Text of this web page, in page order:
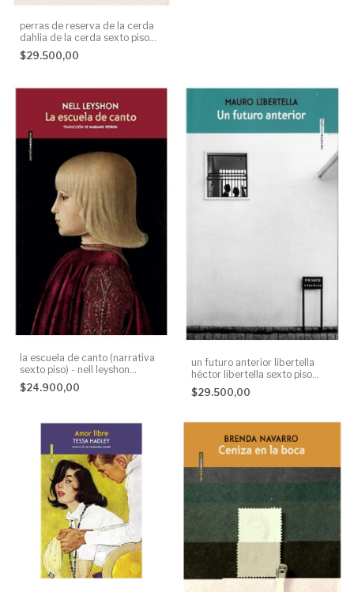
perras de reserva de la cerda
dahlia de la cerda sexto piso
None
$29.500,00
la escuela de canto (narrativa
sexto piso) - nell leyshon
leyshon nell leyshon sexto piso
None
$24.900,00
un futuro anterior libertella
héctor libertella sexto piso
None
$29.500,00